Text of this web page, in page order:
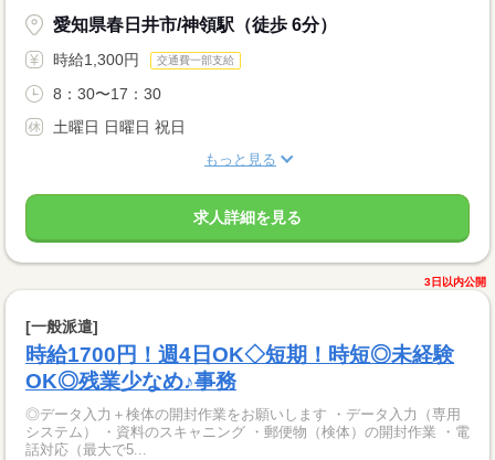
愛知県春日井市/神領駅（徒歩 6分）
時給1,300円 交通費一部支給
8：30〜17：30
土曜日 日曜日 祝日
もっと見る
求人詳細を見る
3日以内公開
[一般派遣]
時給1700円！週4日OK◇短期！時短◎未経験
OK◎残業少なめ♪事務
◎データ入力＋検体の開封作業をお願いします ・データ入力（専用
システム） ・資料のスキャニング ・郵便物（検体）の開封作業 ・電
話対応（最大で5...